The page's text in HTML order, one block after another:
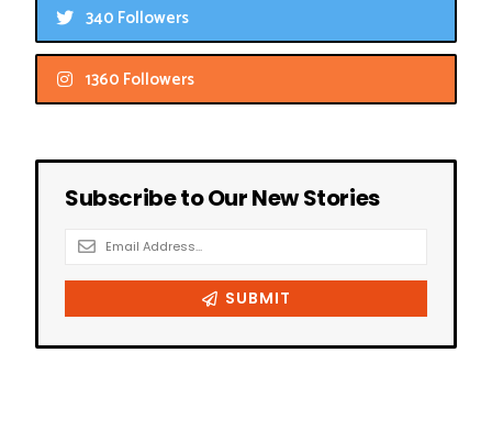
340 Followers
1360 Followers